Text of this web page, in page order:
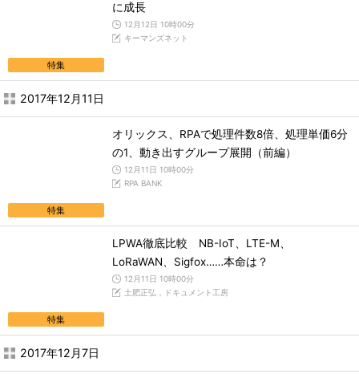
特集
に成長
12月12日 10時00分
キーマンズネット
2017年12月11日
特集
オリックス、RPAで処理件数8倍、処理単価6分
の1、動き出すグループ展開（前編）
12月11日 10時00分
RPA BANK
特集
LPWA徹底比較 NB-IoT、LTE-M、
LoRaWAN、Sigfox……本命は？
12月11日 10時00分
土肥正弘，ドキュメント工房
2017年12月7日